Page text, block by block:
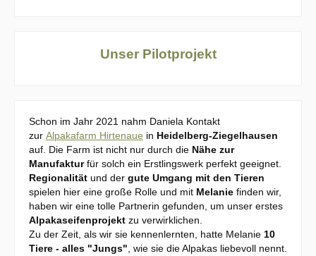
Unser Pilotprojekt
Schon im Jahr 2021 nahm Daniela Kontakt
zur Alpakafarm Hirtenaue in Heidelberg-Ziegelhausen
auf. Die Farm ist nicht nur durch die Nähe zur
Manufakturfür solch ein Erstlingswerk perfekt geeignet.
Regionalität und der gute Umgang mit den Tieren
spielen hier eine große Rolle und mit Melanie finden wir,
haben wir eine tolle Partnerin gefunden, um unser erstes
Alpakaseifenprojekt zu verwirklichen.
Zu der Zeit, als wir sie kennenlernten, hatte Melanie 10
Tiere - alles "Jungs" , wie sie die Alpakas liebevoll nennt.